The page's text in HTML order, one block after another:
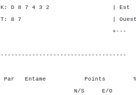
4 3 2 | Est 3 1
Ouest 3 1
Entame Points %
N/S E/O N/